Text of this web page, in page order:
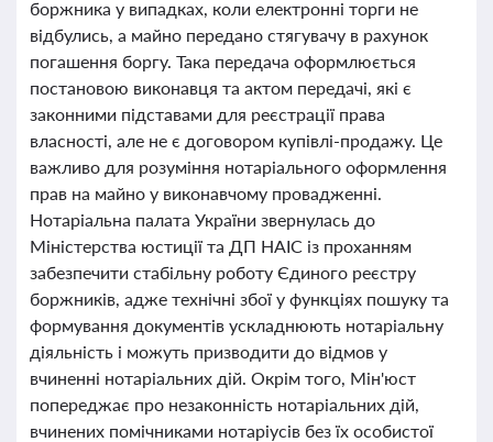
боржника у випадках, коли електронні торги не
відбулись, а майно передано стягувачу в рахунок
погашення боргу. Така передача оформлюється
постановою виконавця та актом передачі, які є
законними підставами для реєстрації права
власності, але не є договором купівлі-продажу. Це
важливо для розуміння нотаріального оформлення
прав на майно у виконавчому провадженні.
Нотаріальна палата України звернулась до
Міністерства юстиції та ДП НАІС із проханням
забезпечити стабільну роботу Єдиного реєстру
боржників, адже технічні збої у функціях пошуку та
формування документів ускладнюють нотаріальну
діяльність і можуть призводити до відмов у
вчиненні нотаріальних дій. Окрім того, Мін'юст
попереджає про незаконність нотаріальних дій,
вчинених помічниками нотаріусів без їх особистої